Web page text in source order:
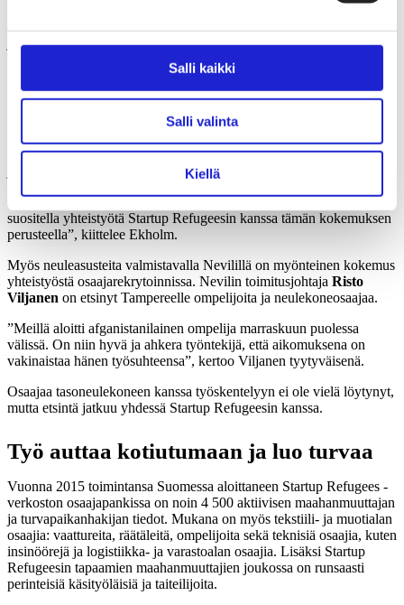
Salli kaikki
Salli valinta
Kiellä
jotta perehdytys ja työturvallisuus saadaan taattua. Syyskuussa
Tampereen Raholassa sijaitsevalla tehtaalla aloittivat kiireapuna
Mujtaba Sakhizadeh
Miehet ovat työskennelleet Suomessa aiemmin
rakennusteollisuudessa, mutta kotimaassa Afganistanissa ehti kertyä
pitkä kokemus ompelutöistä. Sakhizadehlla on kahdeksan vuoden ja
Azizilla seitsemän vuoden työkokemus vaateompelusta. Molemmat
jatkaisivat mielellään ompelutehtävissä myös tulevaisuudessa.
”Mujtaba ja Reza ovat todella osaavia kavereita, joten voin vain
suositella yhteistyötä Startup Refugeesin kanssa tämän kokemuksen
perusteella”, kiittelee Ekholm.
Myös neuleasusteita valmistavalla Nevilillä on myönteinen kokemus
yhteistyöstä osaajarekrytoinnissa. Nevilin toimitusjohtaja Risto
Viljanen on etsinyt Tampereelle ompelijoita ja neulekoneosaajaa.
”Meillä aloitti afganistanilainen ompelija marraskuun puolessa
välissä. On niin hyvä ja ahkera työntekijä, että aikomuksena on
vakinaistaa hänen työsuhteensa”, kertoo Viljanen tyytyväisenä.
Osaajaa tasoneulekoneen kanssa työskentelyyn ei ole vielä löytynyt,
mutta etsintä jatkuu yhdessä Startup Refugeesin kanssa.
Työ auttaa kotiutumaan ja luo turvaa
Vuonna 2015 toimintansa Suomessa aloittaneen Startup Refugees -
verkoston osaajapankissa on noin 4 500 aktiivisen maahanmuuttajan
ja turvapaikanhakijan tiedot. Mukana on myös tekstiili- ja muotialan
osaajia: vaattureita, räätäleitä, ompelijoita sekä teknisiä osaajia, kuten
insinöörejä ja logistiikka- ja varastoalan osaajia. Lisäksi Startup
Refugeesin tapaamien maahanmuuttajien joukossa on runsaasti
perinteisiä käsityöläisiä ja taiteilijoita.